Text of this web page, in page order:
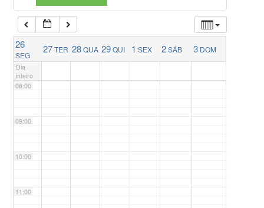
26
SEG
27TER 28QUA 29QUI 1 SEX 2SÁB 3 DOM
Dia
inteiro
06:00
07:00
08:00
09:00
10:00
11:00